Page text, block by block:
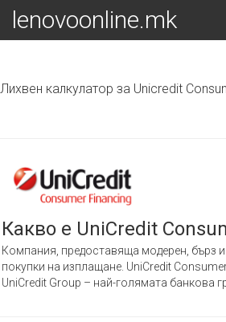
lenovoonline.mk
Лихвен калкулатор за Unicredit
Какво е UniCredit
Компания, предоставяща модерен, бърз и
покупки на изплащане. UniCredit
UniCredit Group – най-голямата банкова